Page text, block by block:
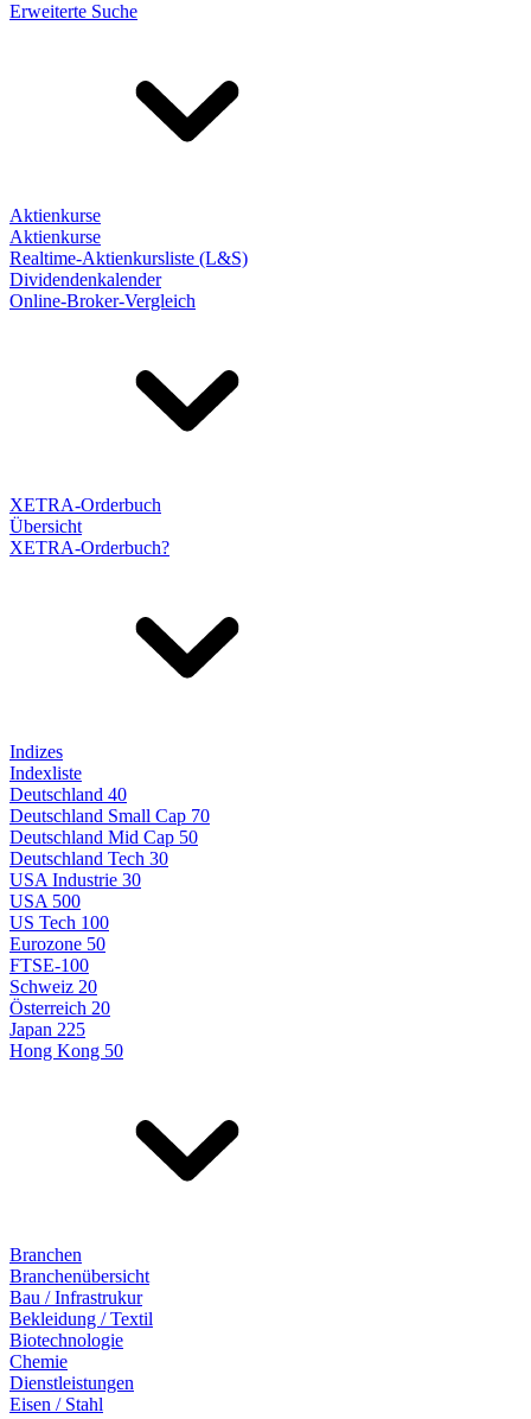
Erweiterte Suche
Aktienkurse
Aktienkurse
Realtime-Aktienkursliste (L&S)
Dividendenkalender
Online-Broker-Vergleich
XETRA-Orderbuch
Übersicht
XETRA-Orderbuch?
Indizes
Indexliste
Deutschland 40
Deutschland Small Cap 70
Deutschland Mid Cap 50
Deutschland Tech 30
USA Industrie 30
USA 500
US Tech 100
Eurozone 50
FTSE-100
Schweiz 20
Österreich 20
Japan 225
Hong Kong 50
Branchen
Branchenübersicht
Bau / Infrastrukur
Bekleidung / Textil
Biotechnologie
Chemie
Dienstleistungen
Eisen / Stahl